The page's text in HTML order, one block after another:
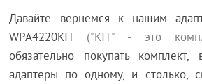
Давайте вернемся к нашим
WPA4220KIT ("KIT" - это
обязательно покупать
адаптеры по одному, и столько,